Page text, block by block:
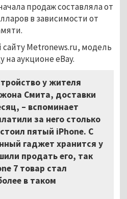
продаж составляла от
в зависимости от
сайту Metronews.ru, модель
на аукционе eBay.
у жителя
Смита, доставки
– вспоминает
за него столько
пятый iPhone. С
гаджет хранится у
продать его, так
7 товар стал
в таком